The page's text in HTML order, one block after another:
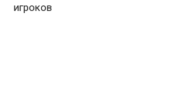
игроков